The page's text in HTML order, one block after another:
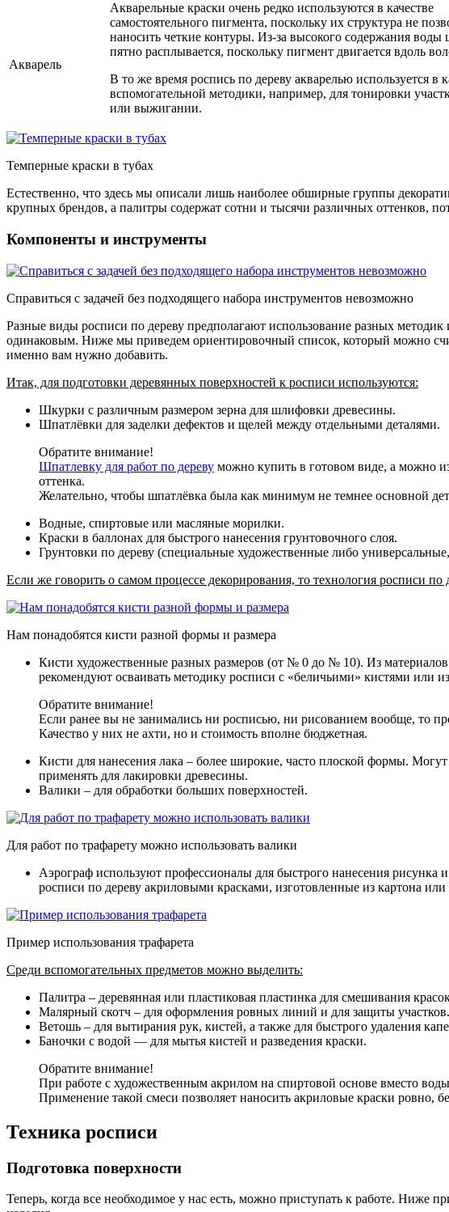
Акварель
Акварельные краски очень редко используются в качестве
самостоятельного пигмента, поскольку их структура не
наносить четкие контуры. Из-за высокого содержания воды
пятно расплывается, поскольку пигмент двигается вдоль
В то же время роспись по дереву акварелью используется в
вспомогательной методики, например, для тонировки
или выжигании.
Темперные краски в тубах
Естественно, что здесь мы описали лишь наиболее обширные группы
крупных брендов, а палитры содержат сотни и тысячи различных оттенков,
Компоненты и инструменты
Справиться с задачей без подходящего набора инструментов невозможно
Разные виды росписи по дереву предполагают использование разных
одинаковым. Ниже мы приведем ориентировочный список, который можно
именно вам нужно добавить.
Итак, для подготовки деревянных поверхностей к росписи используются:
Шкурки с различным размером зерна для шлифовки древесины.
Шпатлёвки для заделки дефектов и щелей между отдельными деталями.
Обратите внимание!
Шпатлевку для работ по дереву можно купить в готовом виде, а можно
оттенка.
Желательно, чтобы шпатлёвка была как минимум не темнее основной
Водные, спиртовые или масляные морилки.
Краски в баллонах для быстрого нанесения грунтовочного слоя.
Грунтовки по дереву (специальные художественные либо
Если же говорить о самом процессе декорирования, то технология росписи
Нам понадобятся кисти разной формы и размера
Кисти художественные разных размеров (от № 0 до № 10). Из материалов
рекомендуют осваивать методику росписи с «беличьими» кистями или
Обратите внимание!
Если ранее вы не занимались ни росписью, ни рисованием вообще, то
Качество у них не ахти, но и стоимость вполне бюджетная.
Кисти для нанесения лака – более широкие, часто плоской формы. Могут
применять для лакировки древесины.
Валики – для обработки больших поверхностей.
Для работ по трафарету можно использовать валики
Аэрограф используют профессионалы для быстрого нанесения рисунка
росписи по дереву акриловыми красками, изготовленные из картона или
Пример использования трафарета
Среди вспомогательных предметов можно выделить:
Палитра – деревянная или пластиковая пластинка для смешивания
Малярный скотч – для оформления ровных линий и для защиты участков.
Ветошь – для вытирания рук, кистей, а также для быстрого удаления
Баночки с водой — для мытья кистей и разведения краски.
Обратите внимание!
При работе с художественным акрилом на спиртовой основе вместо
Применение такой смеси позволяет наносить акриловые краски ровно,
Техника росписи
Подготовка поверхности
Теперь, когда все необходимое у нас есть, можно приступать к работе. Ниже